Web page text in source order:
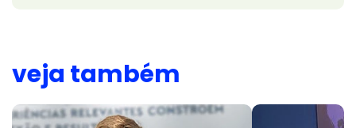
veja também